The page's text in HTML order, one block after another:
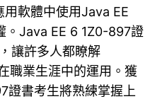
軟體中使用Java EE
。Java EE 6 1Z0-897證
讓許多人都瞭解
職業生涯中的運用。獲
證書考生將熟練掌握上